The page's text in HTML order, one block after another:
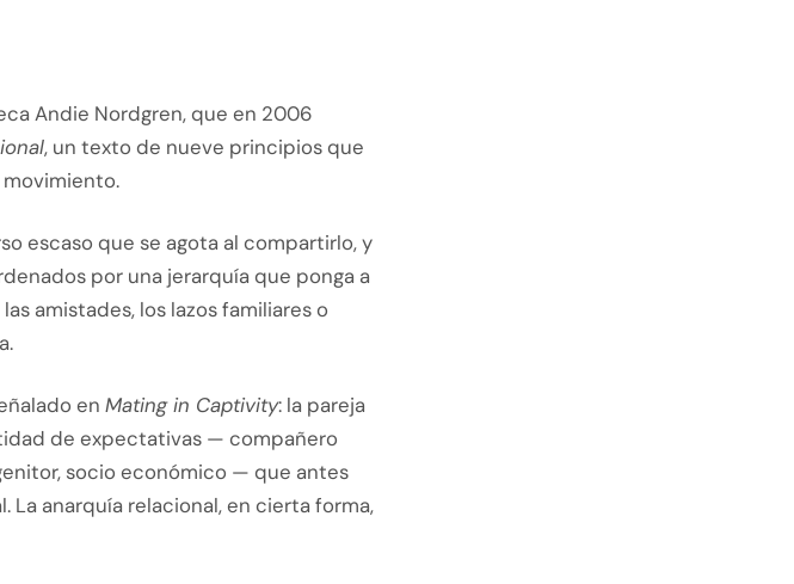
Andie Nordgren, que en 2006
, un texto de nueve principios que
escaso que se agota al compartirlo, y
por una jerarquía que ponga a
amistades, los lazos familiares o
en Mating in Captivity: la pareja
de expectativas — compañero
socio económico — que antes
anarquía relacional, en cierta forma,